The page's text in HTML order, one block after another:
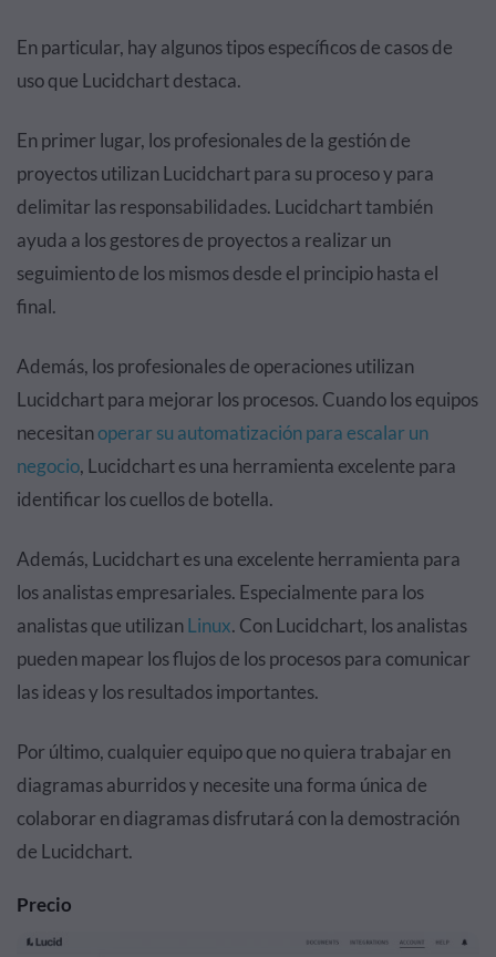
En particular, hay algunos tipos específicos de casos de
uso que Lucidchart destaca.
En primer lugar, los profesionales de la gestión de
proyectos utilizan Lucidchart para su proceso y para
delimitar las responsabilidades. Lucidchart también
ayuda a los gestores de proyectos a realizar un
seguimiento de los mismos desde el principio hasta el
final.
Además, los profesionales de operaciones utilizan
Lucidchart para mejorar los procesos. Cuando los equipos
necesitanoperar su automatización para escalar un
negocio, Lucidchart es una herramienta excelente para
identificar los cuellos de botella.
Además, Lucidchart es una excelente herramienta para
los analistas empresariales. Especialmente para los
analistas que utilizanLinux. Con Lucidchart, los analistas
pueden mapear los flujos de los procesos para comunicar
las ideas y los resultados importantes.
Por último, cualquier equipo que no quiera trabajar en
diagramas aburridos y necesite una forma única de
colaborar en diagramas disfrutará con la demostración
de Lucidchart.
Precio